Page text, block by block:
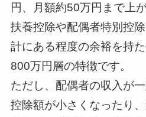
円、月額約50万円まで上が
扶養控除や配偶者特別控
計にある程度の余裕を持
800万円層の特徴です。
ただし、配偶者の収入が
控除額が小さくなったり